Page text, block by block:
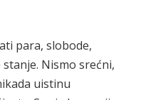
para, slobode,
Nismo srećni,
uistinu